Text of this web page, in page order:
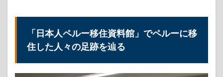
「日本人ペルー移住資料館」でペルーに移
住した人々の足跡を辿る